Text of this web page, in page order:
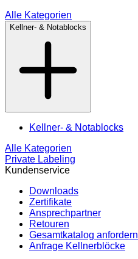
Alle Kategorien
Kellner- & Notablocks
Kellner- & Notablocks
Alle Kategorien
Private Labeling
Kundenservice
Downloads
Zertifikate
Ansprechpartner
Retouren
Gesamtkatalog anfordern
Anfrage Kellnerblöcke